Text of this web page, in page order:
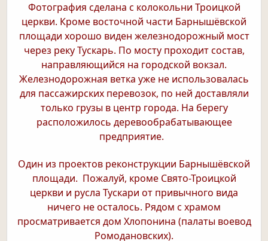
Фотография сделана с колокольни Троицкой
церкви. Кроме восточной части Барнышёвской
площади хорошо виден железнодорожный мост
через реку Тускарь. По мосту проходит состав,
направляющийся на городской вокзал.
Железнодорожная ветка уже не использовалась
для пассажирских перевозок, по ней доставляли
только грузы в центр города. На берегу
расположилось деревообрабатывающее
предприятие.
Один из проектов реконструкции Барнышёвской
площади. Пожалуй, кроме Свято-Троицкой
церкви и русла Тускари от привычного вида
ничего не осталось. Рядом с храмом
просматривается дом Хлопонина (палаты воевод
Ромодановских).